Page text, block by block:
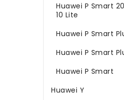
Huawei P Smart
10 Lite
Huawei P Smart
Huawei P Smart
Huawei P Smart
Huawei Y